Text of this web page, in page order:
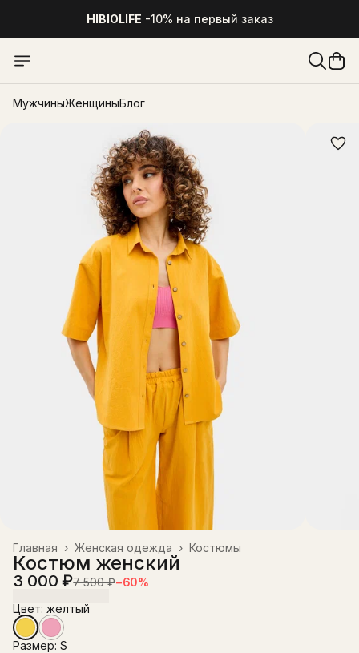
HIBIOLIFE -10% на первый заказ
МужчиныЖенщиныБлог
Костюмы
Женская одежда ›
Главная ›
Костюм женский
3 000 ₽7 500 ₽−60%
Цвет: желтый
Размер: S